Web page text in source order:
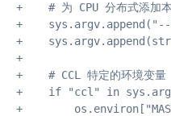
+    # 为 CPU 分布式添加本
+
+
+
+    # CCL 特定的环境变量
+    if "ccl" in
+